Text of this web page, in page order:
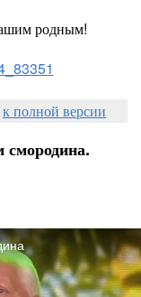
родным!
к полной версии